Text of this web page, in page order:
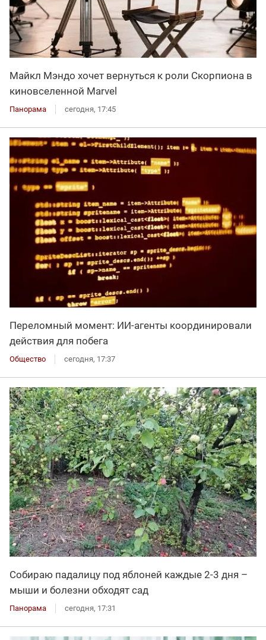
Майкл Мэндо хочет вернуться к роли Скорпиона в
киновселенной Marvel
Панорама сегодня, 17:45
Переломный момент: ИИ-агенты координировали
действия для побега
Общество сегодня, 17:37
Собираю падалицу под яблоней каждые 2-3 дня –
мыши и болезни обходят сад
Панорама сегодня, 17:31